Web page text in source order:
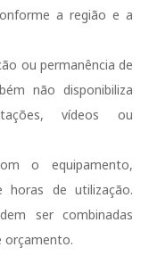
a região e a
ou permanência de
não disponibiliza
vídeos ou
o equipamento,
horas de utilização.
ser combinadas
orçamento.